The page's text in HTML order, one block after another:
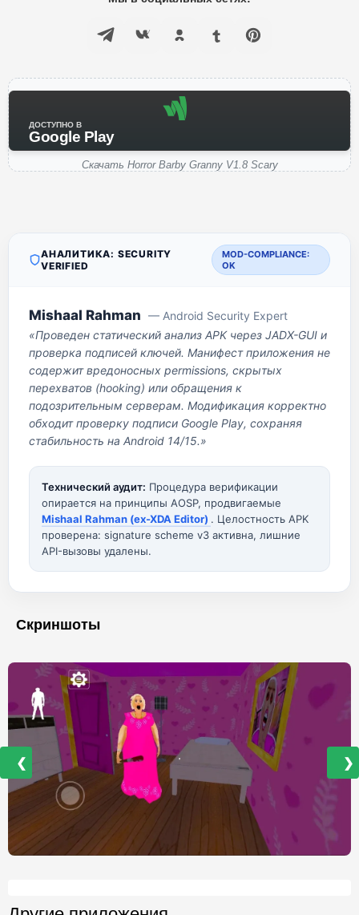
ДОСТУПНО В
Google Play
Скачать Horror Barby Granny V1.8 Scary
АНАЛИТИКА: SECURITY
VERIFIED
MOD-COMPLIANCE:
OK
Mishaal Rahman — Android Security Expert
«Проведен статический анализ APK через JADX-GUI и
проверка подписей ключей. Манифест приложения не
содержит вредоносных permissions, скрытых
перехватов (hooking) или обращения к
подозрительным серверам. Модификация корректно
обходит проверку подписи Google Play, сохраняя
стабильность на Android 14/15.»
Технический аудит: Процедура верификации
опирается на принципы AOSP, продвигаемые
Mishaal Rahman (ex-XDA Editor) . Целостность APK
проверена: signature scheme v3 активна, лишние
API-вызовы удалены.
Скриншоты
❮ ❯